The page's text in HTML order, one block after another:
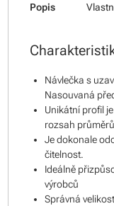
Popis
Návlečka s
Nasouvaná
Unikátní profil
rozsah
Je dokonale
čitelnost.
Ideálně
výrobců
Správná